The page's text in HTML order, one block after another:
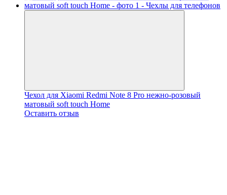
Чехол для Xiaomi Redmi Note 8 Pro нежно-розовый
матовый soft touch Home
Оставить отзыв